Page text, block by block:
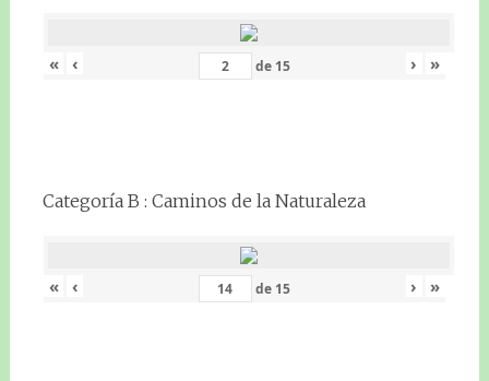
« ‹ de 15 › »
Categoría B : Caminos de la Naturaleza
« ‹ de 15 › »